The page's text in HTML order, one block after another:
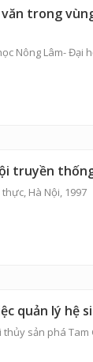
trong
Nông Lâm- Đại
truyền
Hà Nội, 1997
quản lý hệ
sản phá Tam